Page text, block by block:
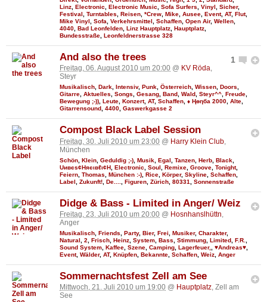
Linz Electronic Electronic Music Sofa Surfers Vinyl Sicher,
Festival
Turntables Reisen *Crew Mike Ausee Event, AT, Flut,
Mike Vinyl
Sofa Verkehrsmittel Schaffen Open Air, Wellen
4040 Bad Leonfelden Linz Hauptplatz Hauptplatz
Bundesstraße Leonfeldnerstrasse 328
1
And also the trees
Freitag, 06. August 2010 um 20:00 @ KV Röda,
Steyr
Musikalisch, Dark, Intensiv, Punk, Österreich, Wissen, Doors,
Gitarre, Aktuelles, Songs, Gesang, Band, Wald, Steyr^^, Freude,
Bewegung ;-)), Leute, Konzert, AT, Schaffen, ♦ Ңөηба 2000, Alte,
Gitarrensound, 4400, Gaswerkgasse 2
Compost Black Label Session
Freitag, 30. Juli 2010 um 23:00 @ Harry Klein Club
München
Schön Klein Geduldig ;-) Musik Egal Tanzen Herb Black
Uивєs¢Няєιвℓι¢Н Electronic Soul Remixe Groove Tonight,
Feiern Thomas München :-) Rice Körper, Skyline Schaffen
Label
Zukunft! De.... Figuren Zürich 80331 Sonnenstraße
Didge & Bass - Limited in Anger/ Weiz
Freitag, 23. Juli 2010 um 20:00 @ Hosnhanslhüttn,
Anger
Musikalisch Friends Party, Bier, Frei Musiker, Charakter,
Natural
2 Frisch Heinz System Bass Stimmung Limited F.R.
Sound System Kaffee Szene Camping Lagerfeuer, ♥Andreas♥
Event, Wälder, AT, Knüpfen Bekannte Schaffen Weiz Anger
Sommernachtsfest Zell am See
Mittwoch, 21. Juli 2010 um 19:00 @ Hauptplatz, Zell am
See